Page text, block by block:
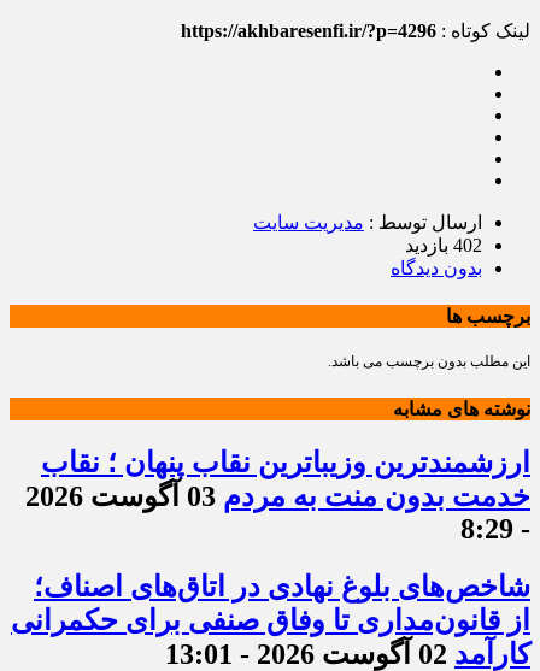
لینک کوتاه : https://akhbaresenfi.ir/?p=4296
ارسال توسط : مدیریت سایت
402 بازدید
بدون دیدگاه
برچسب ها
این مطلب بدون برچسب می باشد.
نوشته های مشابه
ارزشمندترین وزیباترین نقاب پنهان ؛ نقاب
خدمت بدون منت به مردم
03 آگوست 2026
- 8:29
شاخص‌های بلوغ نهادی در اتاق‌های اصناف؛
از قانون‌مداری تا وفاق صنفی برای حکمرانی
کارآمد 02 آگوست 2026 - 13:01